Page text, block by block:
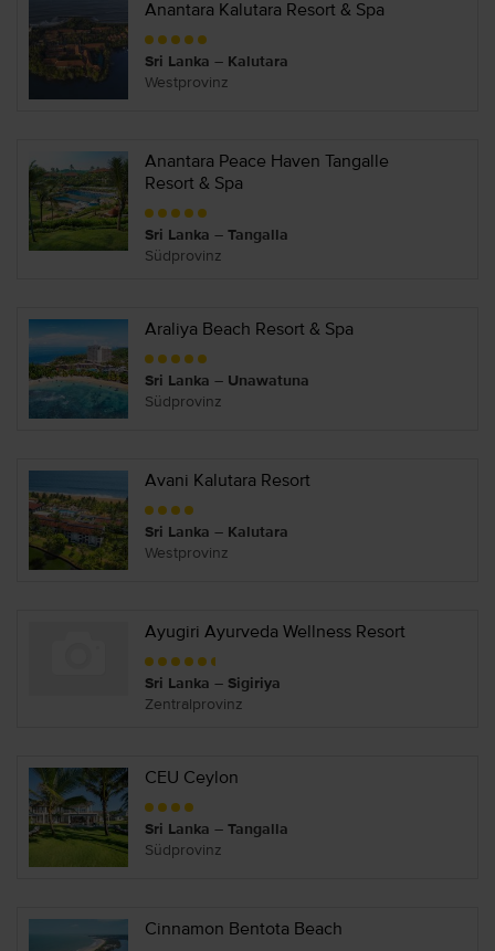
Anantara Kalutara Resort & Spa
Sri Lanka – Kalutara
Westprovinz
Anantara Peace Haven Tangalle
Resort & Spa
Sri Lanka – Tangalla
Südprovinz
Araliya Beach Resort & Spa
Sri Lanka – Unawatuna
Südprovinz
Avani Kalutara Resort
Sri Lanka – Kalutara
Westprovinz
Ayugiri Ayurveda Wellness Resort
Sri Lanka – Sigiriya
Zentralprovinz
CEU Ceylon
Sri Lanka – Tangalla
Südprovinz
Cinnamon Bentota Beach